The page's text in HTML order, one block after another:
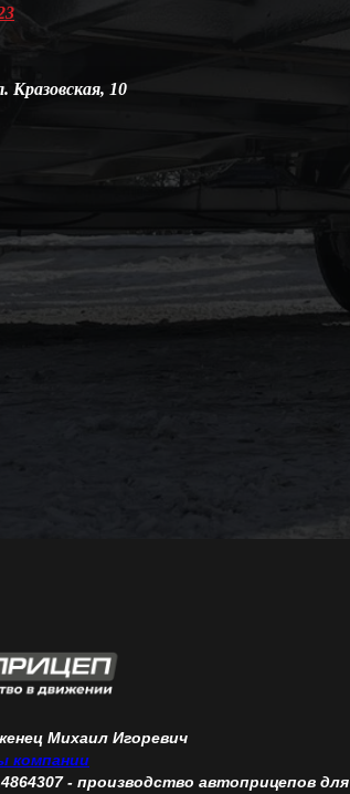
Кразовская, 10
наименование
Михаил Игоревич
компании
- производство автоприцепов для